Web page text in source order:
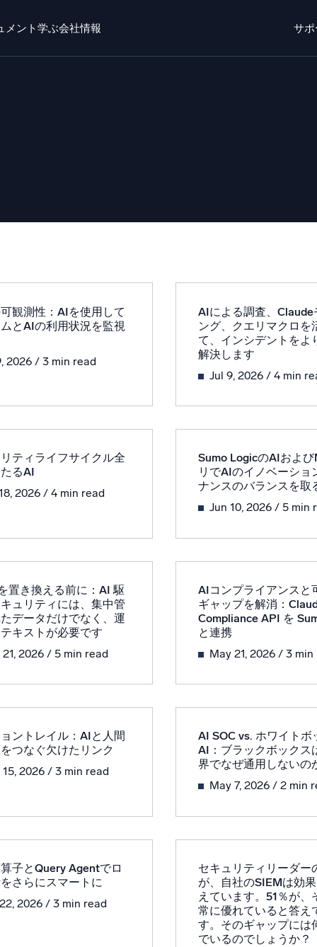
メント学ぶ会社情報 サ
迅速に発見し、より賢く対応 包括的な可視
合 信頼され、認定済
観測性：AIを使用して
とAIの利用状況を監視
2026 / 3 min read
AIによる調査、Claude
ング、クエリマクロを
て、インシデントをよ
解決します
Jul 9, 2026 / 4 min
ティライフサイクル全
るAI
2026/ 4 min read
Sumo LogicのAIおよ
リでAIのイノベーショ
ナンスのバランスを取
Jun 10, 2026 / 5 min
置き換える前に：AI 駆
ュリティには、集中管
データだけでなく、運
キストが必要です
21, 2026/ 5 min read
AIコンプライアンスと
ギャップを解消：
Compliance API を
と連携
May 21, 2026 / 3 min
ントレイル：AIと人間
つなぐ欠けたリンク
15, 2026/ 3 min read
AI SOC vs. ホワイトボ
AI：ブラックボックス
界でなぜ通用しないの
May 7, 2026 / 2 min
子とQuery Agentでロ
さらにスマートに
2026/ 3 min read
セキュリティリーダー
が、自社のSIEMは効
えています。51％が、
常に優れていると答え
す。そのギャップには
でいるのでしょうか？